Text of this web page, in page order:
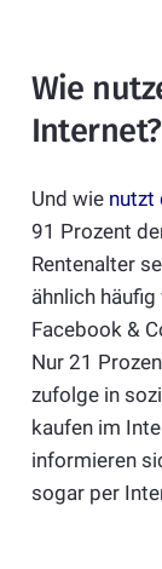
Wie
Internet?
Und wie nutzt
91 Prozent
Rentenalter
ähnlich
Facebook &
Nur 21
zufolge in
kaufen im
informieren
sogar per